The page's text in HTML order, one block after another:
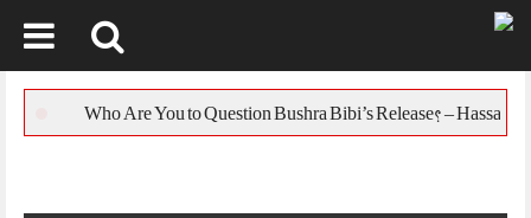
content
یورپی یونین کا